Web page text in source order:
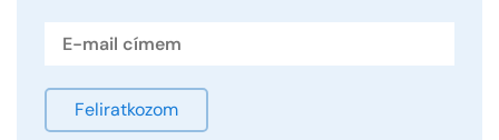
Feliratkozom